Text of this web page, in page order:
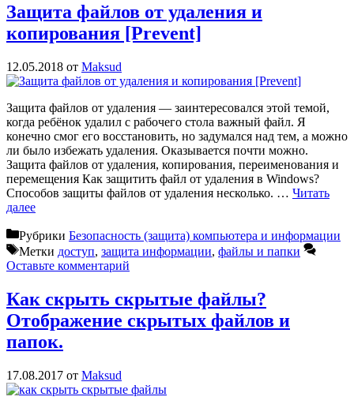
Защита файлов от удаления и
копирования [Prevent]
12.05.2018 от Maksud
Защита файлов от удаления — заинтересовался этой темой,
когда ребёнок удалил с рабочего стола важный файл. Я
конечно смог его восстановить, но задумался над тем, а можно
ли было избежать удаления. Оказывается почти можно.
Защита файлов от удаления, копирования, переименования и
перемещения Как защитить файл от удаления в Windows?
Способов защиты файлов от удаления несколько. … Читать
далее
Рубрики Безопасность (защита) компьютера и информации
Метки доступ, защита информации, файлы и папки
Оставьте комментарий
Как скрыть скрытые файлы?
Отображение скрытых файлов и
папок.
17.08.2017 от Maksud